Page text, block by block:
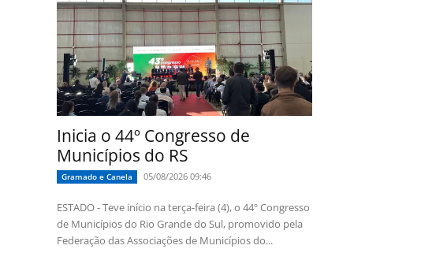
Inicia o 44º Congresso de
Municípios do RS
Gramado e Canela 05/08/2026 09:46
ESTADO - Teve início na terça-feira (4), o 44º Congresso
de Municípios do Rio Grande do Sul, promovido pela
Federação das Associações de Municípios do...